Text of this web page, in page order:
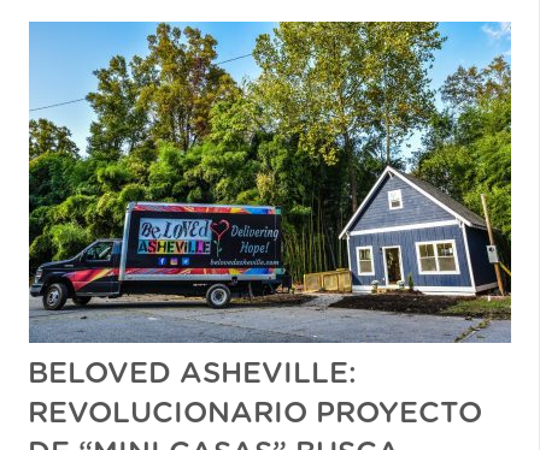
BELOVED ASHEVILLE:
REVOLUCIONARIO PROYECTO